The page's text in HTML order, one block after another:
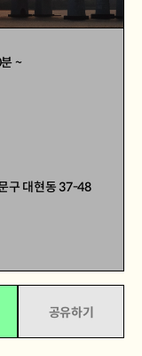
~
구 대현동 37-48
공유하기